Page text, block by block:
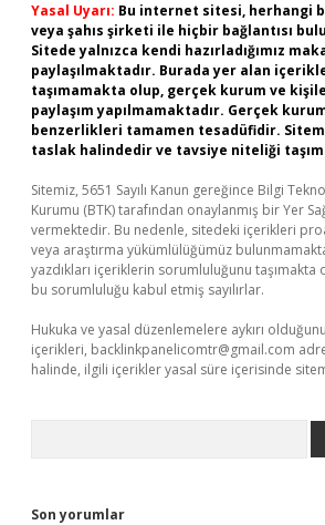
Yasal Uyarı: Bu internet sitesi, herhangi
veya şahıs şirketi ile hiçbir bağlantısı
Sitede yalnızca kendi hazırladığımız
paylaşılmaktadır. Burada yer alan
taşımamakta olup, gerçek kurum ve
paylaşım yapılmamaktadır. Gerçek
benzerlikleri tamamen tesadüfidir.
taslak halindedir ve tavsiye niteliği
Sitemiz, 5651 Sayılı Kanun gereğince Bilgi
Kurumu (BTK) tarafından onaylanmış bir Yer
vermektedir. Bu nedenle, sitedeki içerikleri
veya araştırma yükümlülüğümüz
yazdıkları içeriklerin sorumluluğunu
bu sorumluluğu kabul etmiş sayılırlar.
Hukuka ve yasal düzenlemelere aykırı
içerikleri, backlinkpanelicomtr@gmail.com
halinde, ilgili içerikler yasal süre içerisinde
Son yorumlar